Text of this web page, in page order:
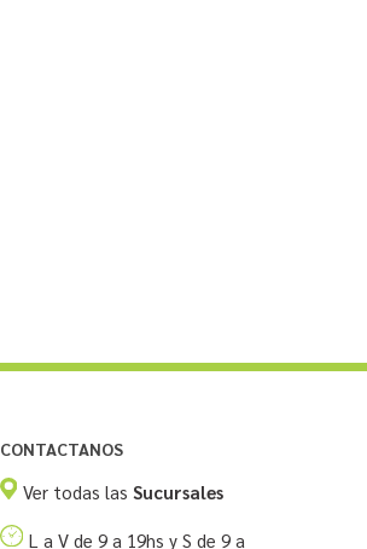
CONTACTANOS
Ver todas las Sucursales
L a V de 9 a 19hs y S de 9 a